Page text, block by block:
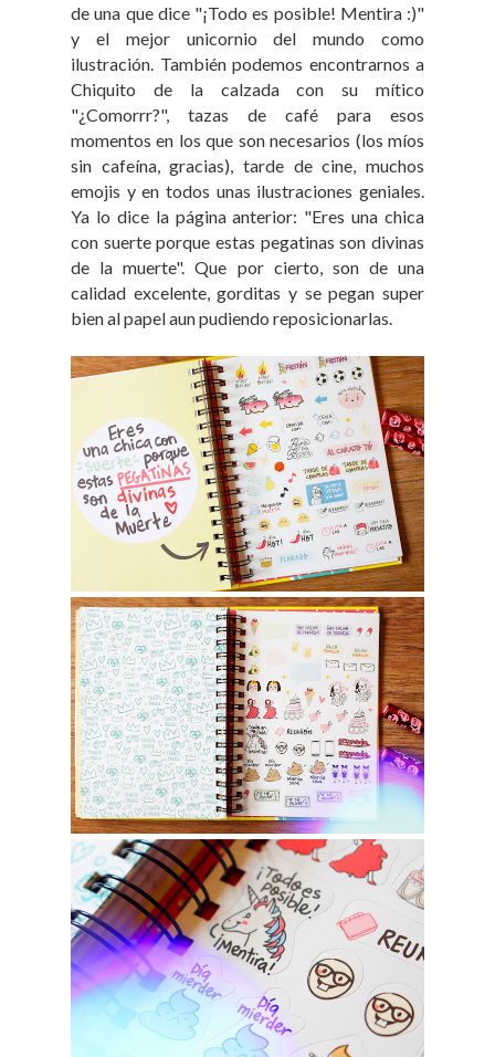
de una que dice "¡Todo es posible! Mentira :)"
y el mejor unicornio del mundo como
ilustración. También podemos encontrarnos a
Chiquito de la calzada con su mítico
"¿Comorrr?", tazas de café para esos
momentos en los que son necesarios (los míos
sin cafeína, gracias), tarde de cine, muchos
emojis y en todos unas ilustraciones geniales.
Ya lo dice la página anterior: "Eres una chica
con suerte porque estas pegatinas son divinas
de la muerte". Que por cierto, son de una
calidad excelente, gorditas y se pegan super
bien al papel aun pudiendo reposicionarlas.